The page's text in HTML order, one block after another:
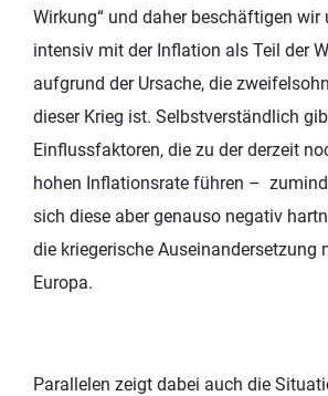
Wirkung“ und daher beschäftigen wir
intensiv mit der Inflation als Teil der
aufgrund der Ursache, die
dieser Krieg ist. Selbstverständlich
Einflussfaktoren, die zu der derzeit
hohen Inflationsrate führen –
sich diese aber genauso negativ
die kriegerische Auseinandersetzung
Europa.
Parallelen zeigt dabei auch die